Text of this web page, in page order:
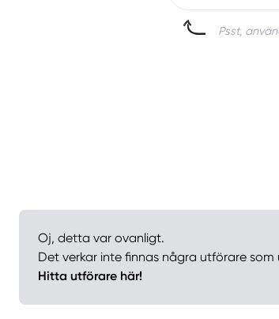
Psst,
Oj, detta var ovanligt.
Det verkar inte finnas några utförare som
Hitta utförare här!